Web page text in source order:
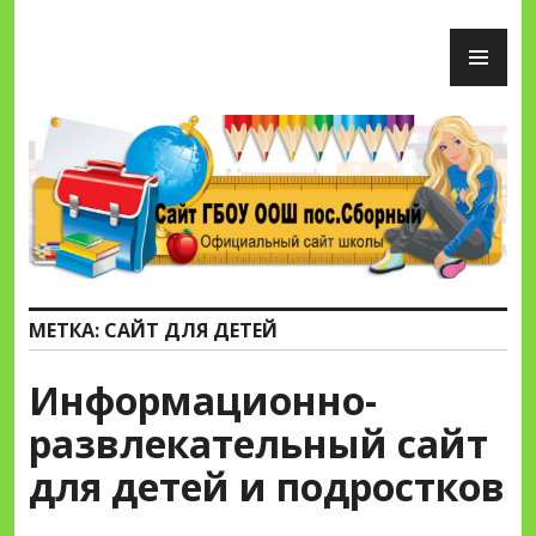
Сайт ГБОУ ООШ пос.Сборный
МЕТКА: САЙТ ДЛЯ ДЕТЕЙ
Информационно-
развлекательный сайт
для детей и подростков